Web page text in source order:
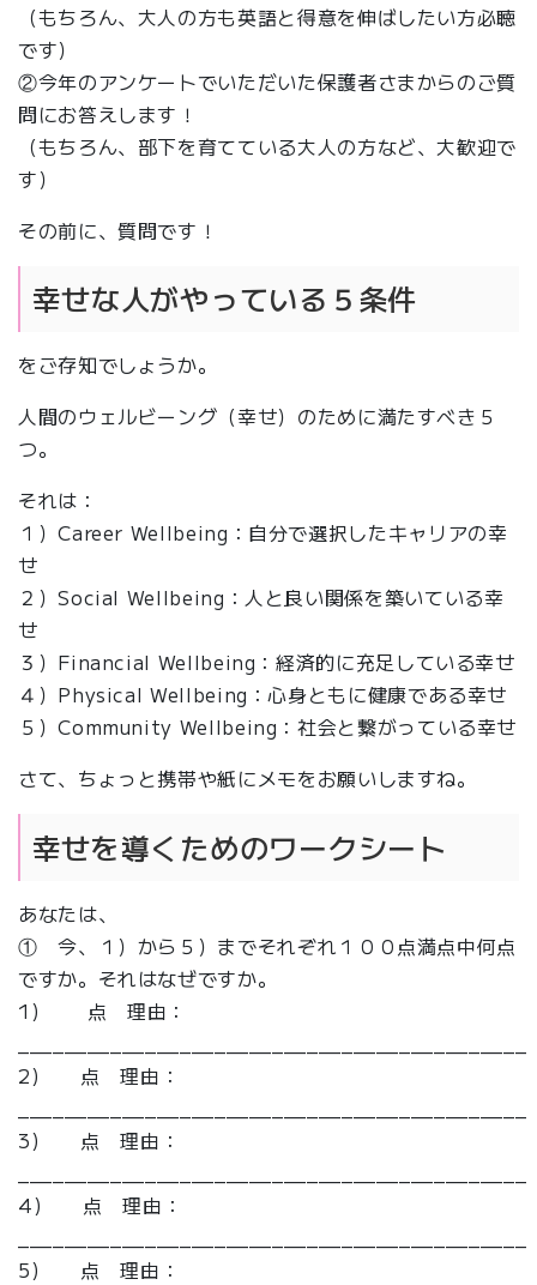
（もちろん、大人の方も英語と得意を伸ばしたい方必聴
です）
②今年のアンケートでいただいた保護者さまからのご質
問にお答えします！
（もちろん、部下を育てている大人の方など、大歓迎で
す）
その前に、質問です！
幸せな人がやっている５条件
をご存知でしょうか。
人間のウェルビーング（幸せ）のために満たすべき５
つ。
それは：
１）Career Wellbeing：自分で選択したキャリアの幸
せ
２）Social Wellbeing：人と良い関係を築いている幸
せ
３）Financial Wellbeing：経済的に充足している幸せ
４）Physical Wellbeing：心身ともに健康である幸せ
５）Community Wellbeing：社会と繋がっている幸せ
さて、ちょっと携帯や紙にメモをお願いしますね。
幸せを導くためのワークシート
あなたは、
① 今、１）から５）までそれぞれ１００点満点中何点
ですか。それはなぜですか。
1) 点 理由：
2) 点 理由：
3) 点 理由：
4) 点 理由：
5) 点 理由：